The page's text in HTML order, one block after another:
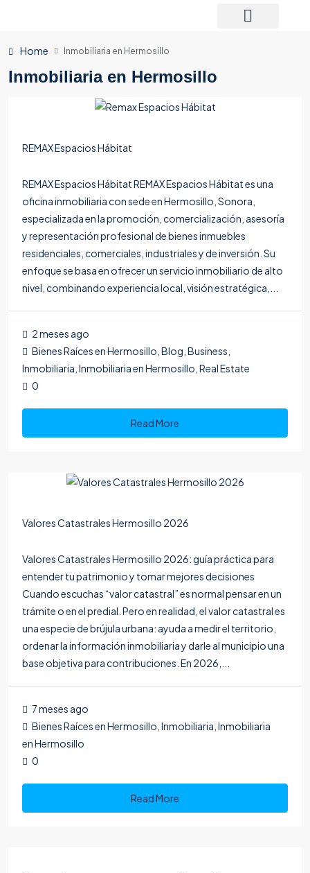
Home Inmobiliaria en Hermosillo
Inmobiliaria en Hermosillo
REMAX Espacios Hábitat
REMAX Espacios Hábitat REMAX Espacios Hábitat es una
oficina inmobiliaria con sede en Hermosillo, Sonora,
especializada en la promoción, comercialización, asesoría
y representación profesional de bienes inmuebles
residenciales, comerciales, industriales y de inversión. Su
enfoque se basa en ofrecer un servicio inmobiliario de alto
nivel, combinando experiencia local, visión estratégica,...
2 meses ago
Bienes Raíces en Hermosillo Blog Business
Inmobiliaria Inmobiliaria en Hermosillo Real Estate
0
Read More
Valores Catastrales Hermosillo 2026
Valores Catastrales Hermosillo 2026: guía práctica para
entender tu patrimonio y tomar mejores decisiones
Cuando escuchas “valor catastral” es normal pensar en un
trámite o en el predial. Pero en realidad, el valor catastral es
una especie de brújula urbana: ayuda a medir el territorio,
ordenar la información inmobiliaria y darle al municipio una
base objetiva para contribuciones. En 2026,...
7 meses ago
Bienes Raíces en Hermosillo Inmobiliaria Inmobiliaria
en Hermosillo
0
Read More